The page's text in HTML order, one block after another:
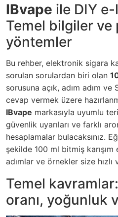
IBvape ile DIY
Temel bilgiler ve
yöntemler
Bu rehber, elektronik sigara
sorulan sorulardan biri olan
sorusuna açık, adım adım ve
cevap vermek üzere
IBvape markasıyla uyumlu
güvenlik uyarıları ve farklı
hesaplamalar bulacaksınız.
şekilde 100 ml bitmiş karışım
adımlar ve örnekler size
Temel
oranı, yoğunluk